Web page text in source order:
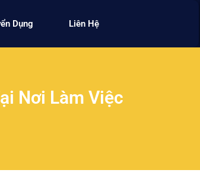
Dụng Liên Hệ
Nơi Làm Việc